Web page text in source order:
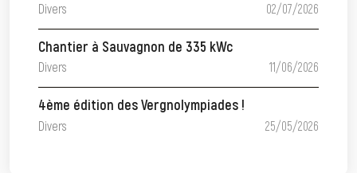
Divers 02/07/2026
Chantier à Sauvagnon de 335 kWc
Divers 11/06/2026
4ème édition des Vergnolympiades !
Divers 25/05/2026